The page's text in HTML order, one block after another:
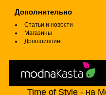
Дополнительно
Статьи и новости
Магазины
Дропшиппинг
Time of Style - на